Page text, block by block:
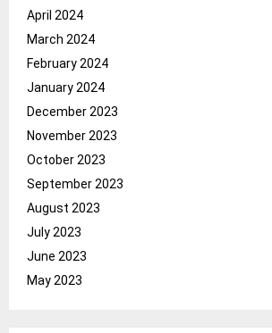
April 2024
March 2024
February 2024
January 2024
December 2023
November 2023
October 2023
September 2023
August 2023
July 2023
June 2023
May 2023